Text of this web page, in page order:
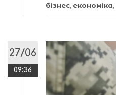
бізнес економіка
27/06
09:36